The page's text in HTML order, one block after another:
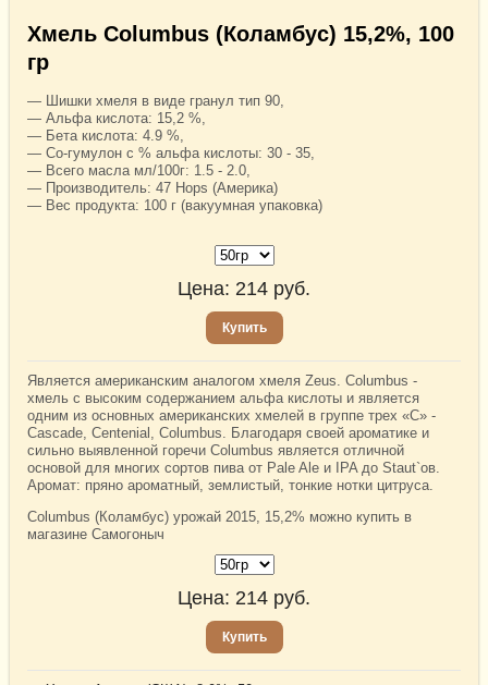
Хмель Columbus (Коламбус) 15,2%, 100
гр
— Шишки хмеля в виде гранул тип 90,
— Альфа кислота: 15,2 %,
— Бета кислота: 4.9 %,
— Со-гумулон с % альфа кислоты: 30 - 35,
— Всего масла мл/100г: 1.5 - 2.0,
— Производитель: 47 Hops (Америка)
— Вес продукта: 100 г (вакуумная упаковка)
Цена: 214 руб.
Купить
Является американским аналогом хмеля Zeus. Columbus -
хмель с высоким содержанием альфа кислоты и является
одним из основных американских хмелей в группе трех «С» -
Cascade, Centenial, Columbus. Благодаря своей ароматике и
сильно выявленной горечи Columbus является отличной
основой для многих сортов пива от Pale Ale и IPA до Staut`ов.
Аромат: пряно ароматный, землистый, тонкие нотки цитруса.
Columbus (Коламбус) урожай 2015, 15,2% можно купить в
магазине Самогоныч
Цена: 214 руб.
Купить